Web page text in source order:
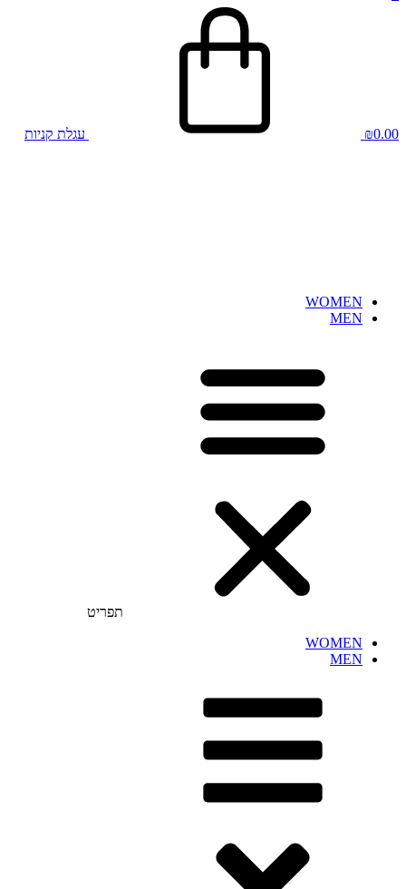
₪0.00 עגלת קניות
WOMEN
MEN
תפריט
WOMEN
MEN